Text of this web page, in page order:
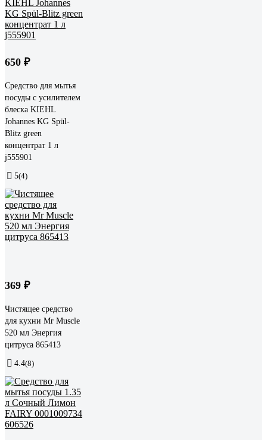
650 ₽
Средство для мытья
посуды с усилителем
блеска KIEHL
Johannes KG Spül-
Blitz green
концентрат 1 л
j555901
5(4)
369 ₽
Чистящее средство
для кухни Mr Muscle
520 мл Энергия
цитруса 865413
4.4(8)